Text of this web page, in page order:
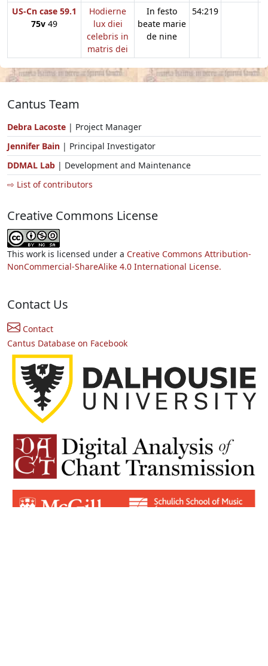
US-Cn case 59.1
75v 49
Hodierne
lux diei
celebris in
matris dei
In festo
beate marie
de nine
54:219
Cantus Team
Debra Lacoste | Project Manager
Jennifer Bain | Principal Investigator
DDMAL Lab | Development and Maintenance
⇨ List of contributors
Creative Commons License
This work is licensed under a Creative Commons Attribution-
NonCommercial-ShareAlike 4.0 International License.
Contact Us
Contact
Cantus Database on Facebook